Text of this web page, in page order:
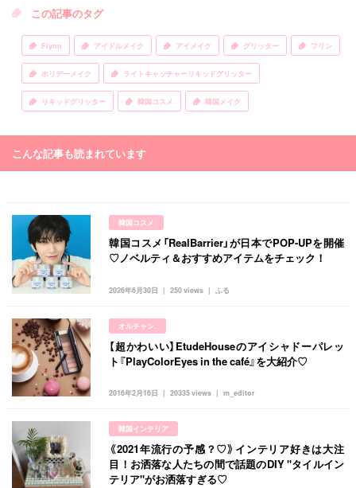
この記事のタグ
Flynn アイドルメイク アイメイク グリッター フリン
ホリデーメイク ライトキャッチャーリキッドグリッター
リキッドグリッター 韓国コスメ 韓国メイク
こんな記事も読まれています
韓国コスメ
2026年6月30日 ふる
250 views
韓国コスメ「RealBarrier」が日本でPOP-UPを開催
♡ノベルティ＆おすすめアイテムをチェック！
オルチャン.
2016年2月16日 m_editor
20335 views
【超かわいい】EtudeHouseのアイシャドーパレッ
ト『PlayColorEyes in the café』を大紹介♡
韓国インテリア
《2021年流行の予感？♡》インテリア好きは大注
目！お洒落な人たちの間で話題のDIY "タイルイン
テリア"がお洒落すぎる♡